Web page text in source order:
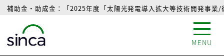
補助金・助成金：「2025年度「太陽光発電導入拡大等技術開発事
MENU